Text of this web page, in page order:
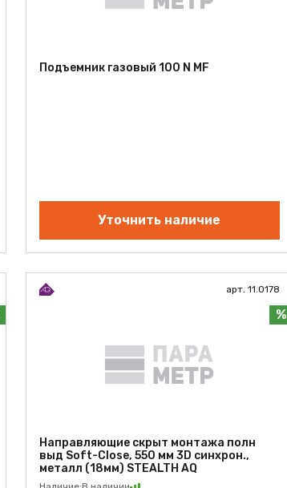
Подъемник газовый 100 N MF
Уточнить наличие
арт. 11.0178
%
Направляющие скрыт монтажа полн
выд Soft-Close, 550 мм 3D синхрон.,
металл (18мм) STEALTH AQ